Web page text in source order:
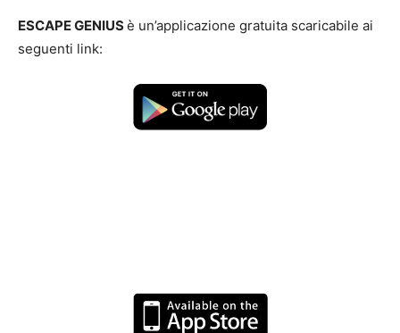
ESCAPE GENIUSè un’applicazione gratuita scaricabile ai
seguenti link: